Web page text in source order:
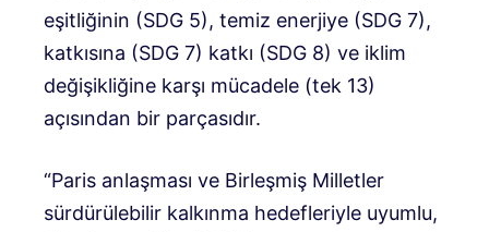
eşitliğinin (SDG 5), temiz enerjiye (SDG 7),
katkısına (SDG 7) katkı (SDG 8) ve iklim
değişikliğine karşı mücadele (tek 13)
açısından bir parçasıdır.
“Paris anlaşması ve Birleşmiş Milletler
sürdürülebilir kalkınma hedefleriyle uyumlu,